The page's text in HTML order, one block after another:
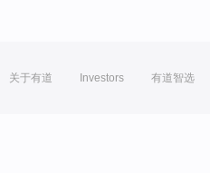
关于有道 Investors 有道智选